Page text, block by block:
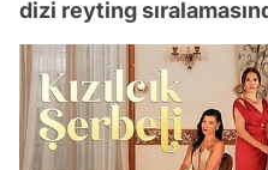
dizi reyting